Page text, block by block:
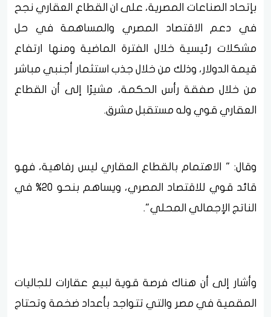
بإتحاد الصناعات المصرية، على ان القطاع العقاري نجح
في دعم الاقتصاد المصري والمساهمة في حل
مشكلات رئيسية خلال الفترة الماضية ومنها ارتفاع
قيمة الدولار، وذلك من خلال جذب استثمار أجنبي مباشر
من خلال صفقة رأس الحكمة، مشيرًا إلى أن القطاع
العقاري قوي وله مستقبل مشرق.
وقال: " الاهتمام بالقطاع العقاري ليس رفاهية، فهو
قائد قوي للاقتصاد المصري، ويساهم بنحو 20% في
الناتج الإجمالي المحلي".
وأشار إلى أن هناك فرصة قوية لبيع عقارات للجاليات
المقمية في مصر والتي تتواجد بأعداد ضخمة وتحتاج